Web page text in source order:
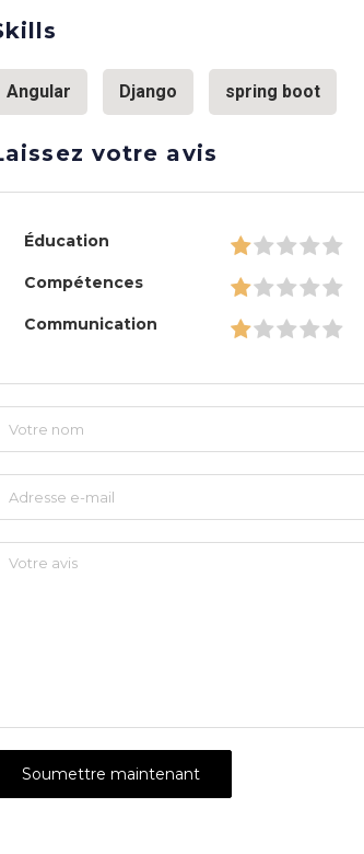
Angular Django spring boot
votre avis
Éducation
Compétences
Communication